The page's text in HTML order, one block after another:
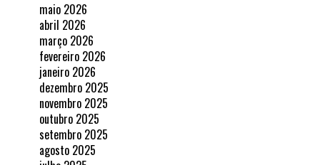
maio 2026
abril 2026
março 2026
fevereiro 2026
janeiro 2026
dezembro 2025
novembro 2025
outubro 2025
setembro 2025
agosto 2025